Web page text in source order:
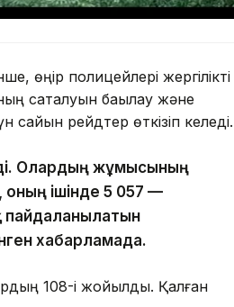
өңір полицейлері жергілікті
сақталуын бақылау және
сайын рейдтер өткізіп келеді.
Олардың жұмысының
оның ішінде 5 057 —
пайдаланылатын
хабарламада.
108-і жойылды. Қалған